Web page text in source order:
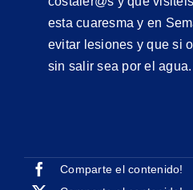
esta cuaresma y en
evitar lesiones y que si
sin salir sea por el agua.
Comparte el contenido!